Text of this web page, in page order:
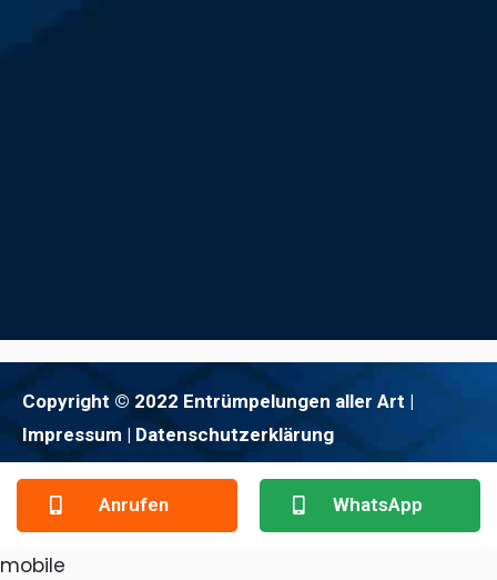
Copyright © 2022 Entrümpelungen aller Art |
Impressum | Datenschutzerklärung
Anrufen WhatsApp